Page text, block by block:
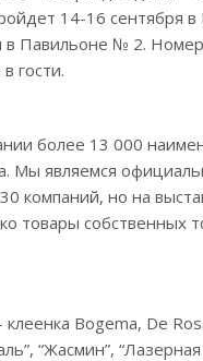
14-16 сентября
в Павильоне № 2.
гости.
более 13 000
Мы являемся
компаний, но на
товары собственных
Bogema, De
“Жасмин”, “Лазерная